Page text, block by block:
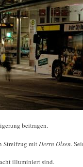
beitragen.
Streifzug mitHerrn Olsen.
illuminiert sind.